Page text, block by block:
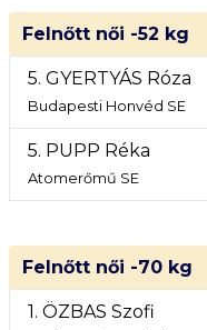
Felnőtt női -52 kg
5. GYERTYÁS Róza
Budapesti Honvéd SE
5. PUPP Réka
Atomerőmű SE
Felnőtt női -70 kg
1. ÖZBAS Szofi